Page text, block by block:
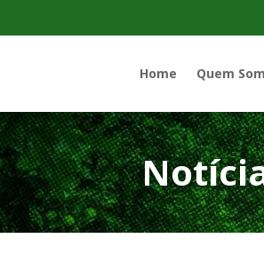
Home Quem